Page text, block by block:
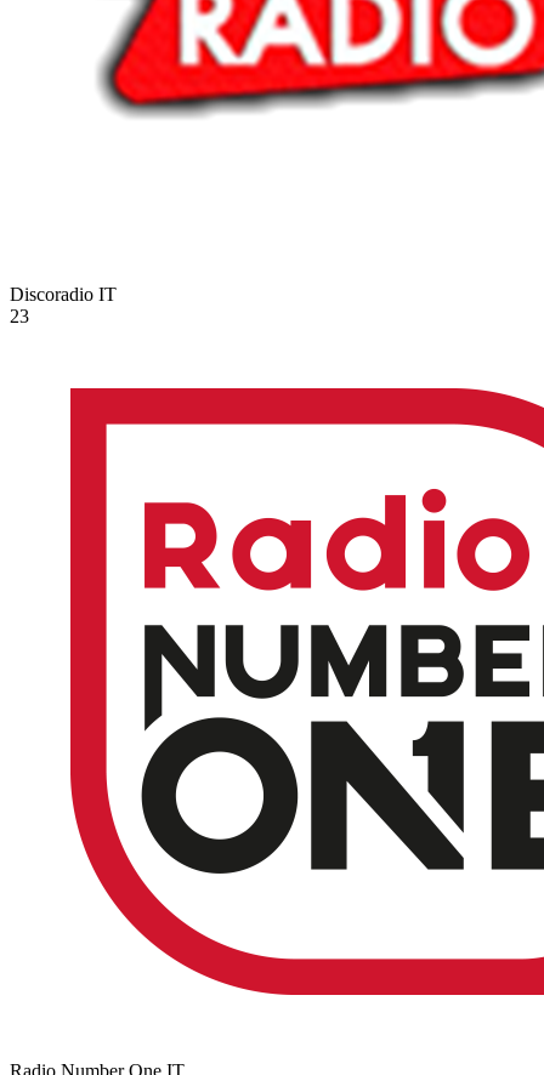
Discoradio IT
23
Radio Number One IT